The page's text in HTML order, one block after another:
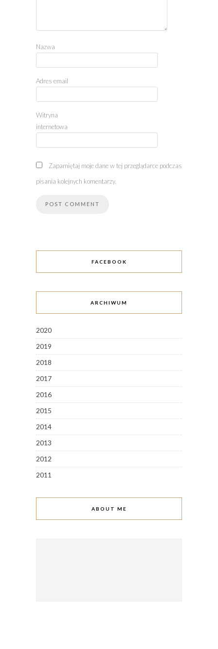
Nazwa
Adres email
Witryna
internetowa
Zapamiętaj moje dane w tej przeglądarce podczas
pisania kolejnych komentarzy.
FACEBOOK
ARCHIWUM
2020
2019
2018
2017
2016
2015
2014
2013
2012
2011
ABOUT ME